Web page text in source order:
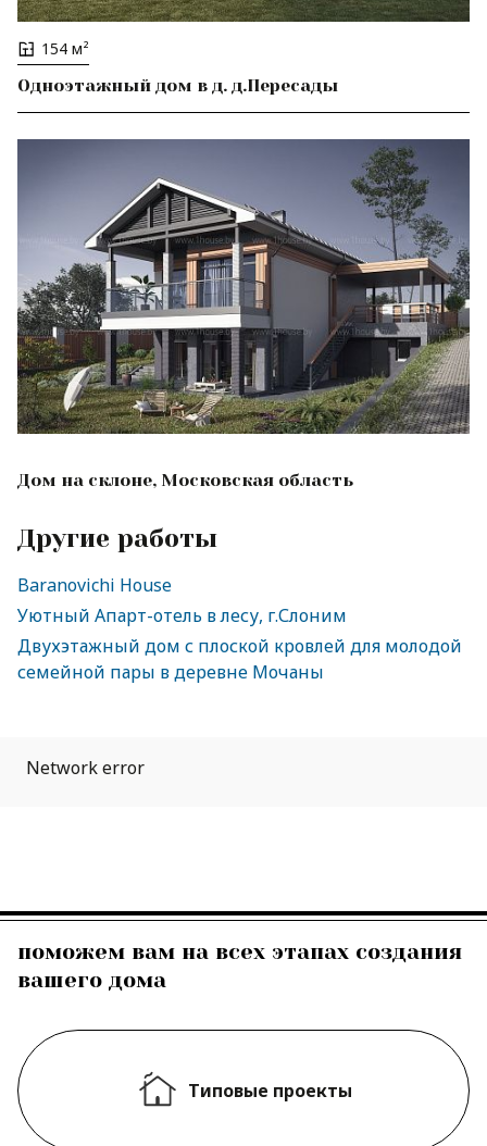
154 м²
Одноэтажный дом в д. д.Пересады
Дом на склоне, Московская область
Другие работы
Baranovichi House
Уютный Апарт-отель в лесу, г.Слоним
Двухэтажный дом с плоской кровлей для молодой
семейной пары в деревне Мочаны
Network error
поможем вам на всех этапах создания
вашего дома
Типовые проекты